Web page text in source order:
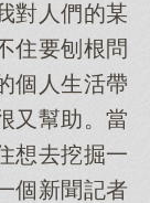
對人們的某
住要刨根問
個人生活帶
又幫助。當
想去挖掘一
個新聞記者